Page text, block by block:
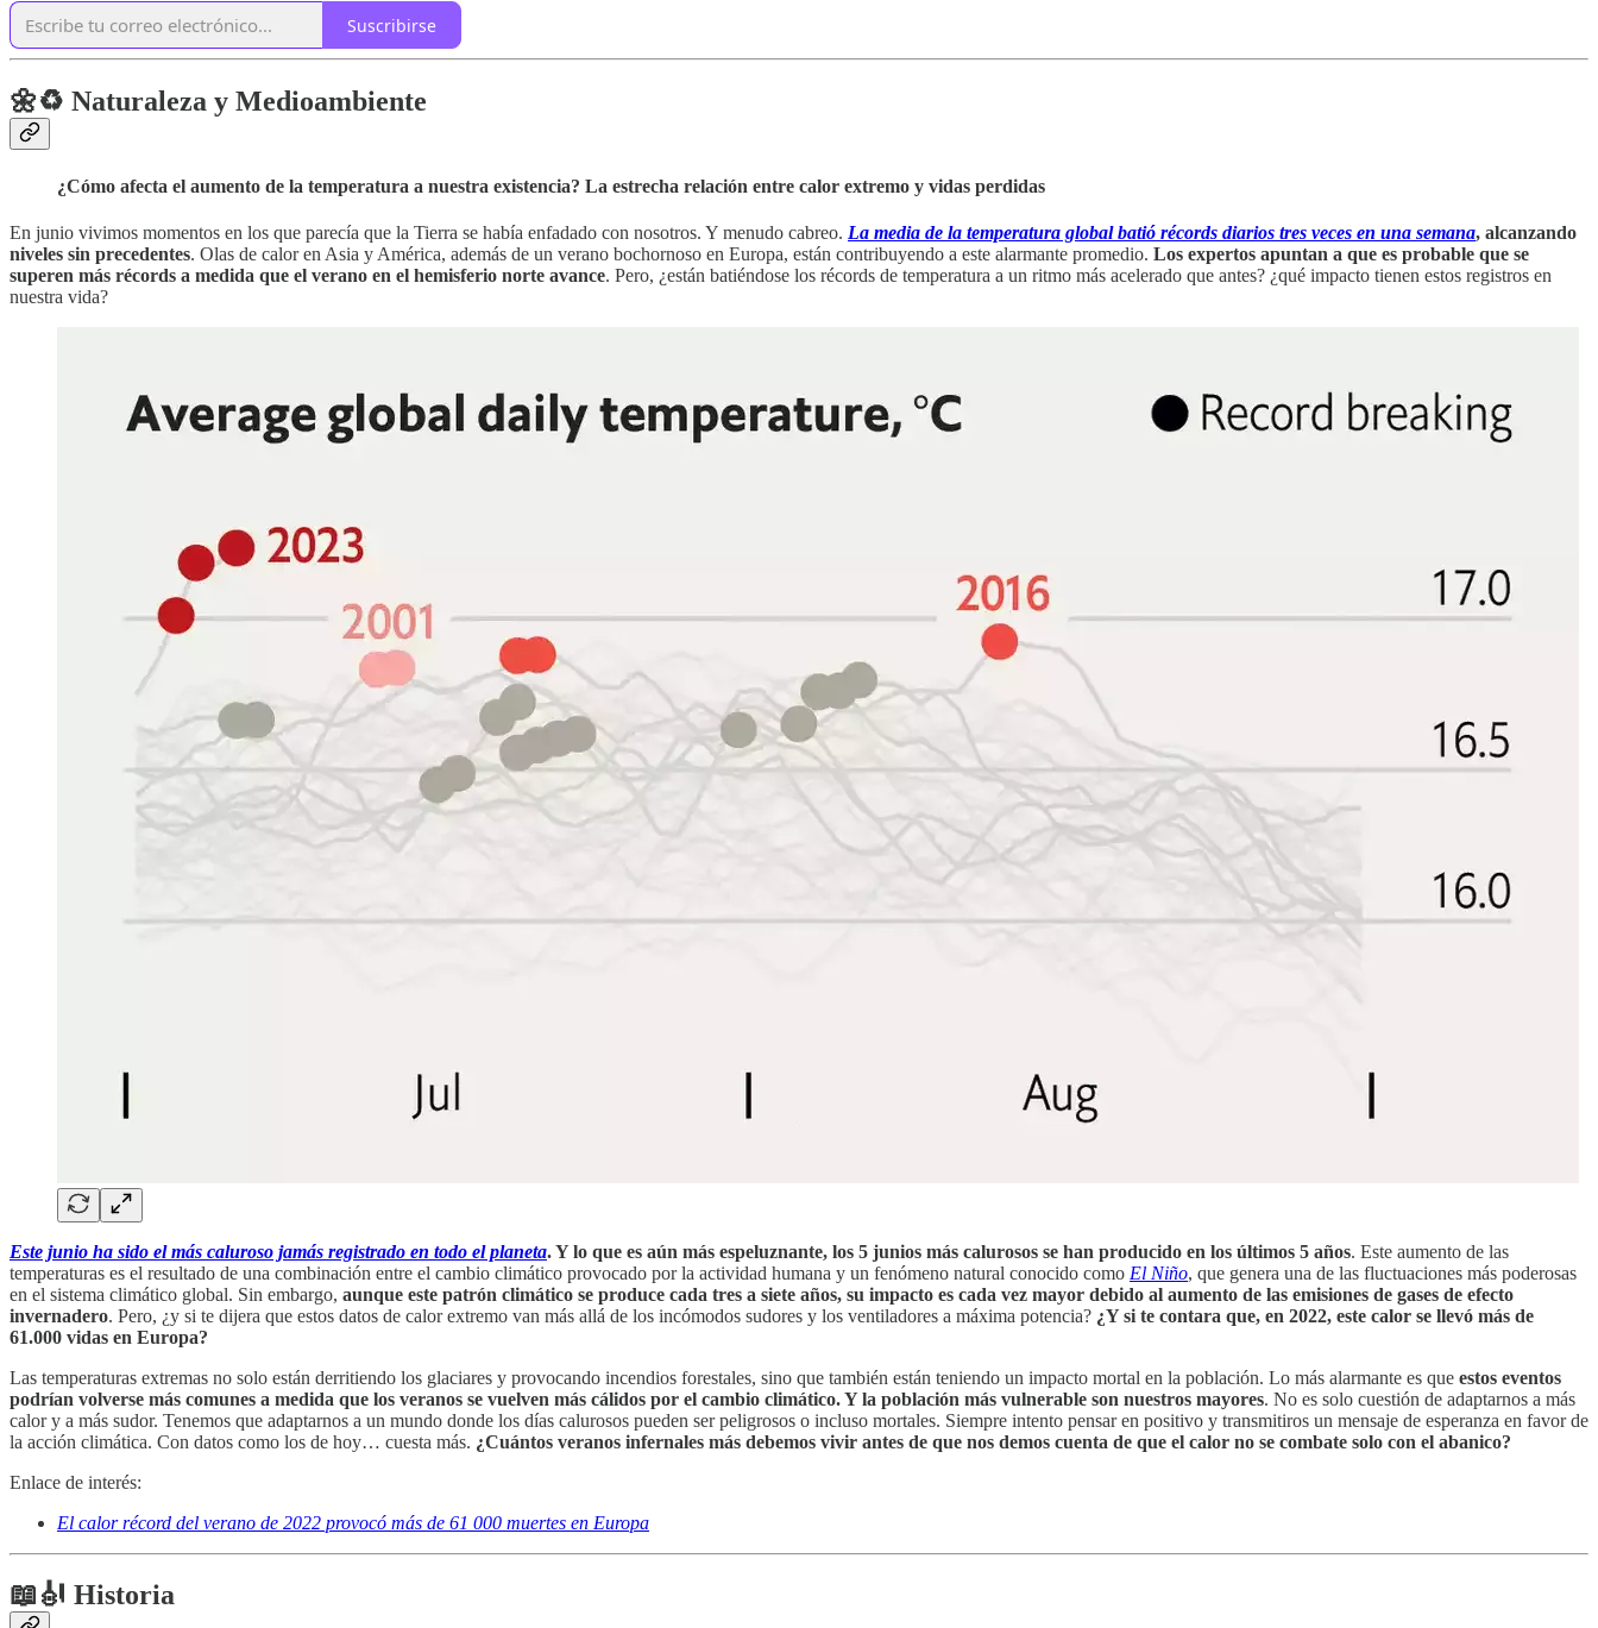
Suscribirse
🌼♻️ Naturaleza y Medioambiente
¿Cómo afecta el aumento de la temperatura a nuestra existencia? La estrecha relación entre calor extremo y vidas perdidas
En junio vivimos momentos en los que parecía que la Tierra se había enfadado con nosotros. Y menudo cabreo. La media de la temperatura global batió récords diarios tres veces en una semana, alcanzando
niveles sin precedentes. Olas de calor en Asia y América, además de un verano bochornoso en Europa, están contribuyendo a este alarmante promedio. Los expertos apuntan a que es probable que se
superen más récords a medida que el verano en el hemisferio norte avance. Pero, ¿están batiéndose los récords de temperatura a un ritmo más acelerado que antes? ¿qué impacto tienen estos registros en
nuestra vida?
Este junio ha sido el más caluroso jamás registrado en todo el planeta. Y lo que es aún más espeluznante, los 5 junios más calurosos se han producido en los últimos 5 años. Este aumento de las
temperaturas es el resultado de una combinación entre el cambio climático provocado por la actividad humana y un fenómeno natural conocido como El Niño, que genera una de las fluctuaciones más poderosas
en el sistema climático global. Sin embargo, aunque este patrón climático se produce cada tres a siete años, su impacto es cada vez mayor debido al aumento de las emisiones de gases de efecto
invernadero. Pero, ¿y si te dijera que estos datos de calor extremo van más allá de los incómodos sudores y los ventiladores a máxima potencia? ¿Y si te contara que, en 2022, este calor se llevó más de
61.000 vidas en Europa?
Las temperaturas extremas no solo están derritiendo los glaciares y provocando incendios forestales, sino que también están teniendo un impacto mortal en la población. Lo más alarmante es que estos eventos
podrían volverse más comunes a medida que los veranos se vuelven más cálidos por el cambio climático. Y la población más vulnerable son nuestros mayores. No es solo cuestión de adaptarnos a más
calor y a más sudor. Tenemos que adaptarnos a un mundo donde los días calurosos pueden ser peligrosos o incluso mortales. Siempre intento pensar en positivo y transmitiros un mensaje de esperanza en favor de
la acción climática. Con datos como los de hoy… cuesta más. ¿Cuántos veranos infernales más debemos vivir antes de que nos demos cuenta de que el calor no se combate solo con el abanico?
Enlace de interés:
El calor récord del verano de 2022 provocó más de 61 000 muertes en Europa
📖🎻 Historia